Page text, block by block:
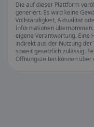
Die auf dieser Plattform
generiert. Es wird keine
Vollständigkeit, Aktualität
Informationen
eigene Verantwortung. Eine
indirekt aus der Nutzung der
soweit gesetzlich zulässig.
Öffnungszeiten können